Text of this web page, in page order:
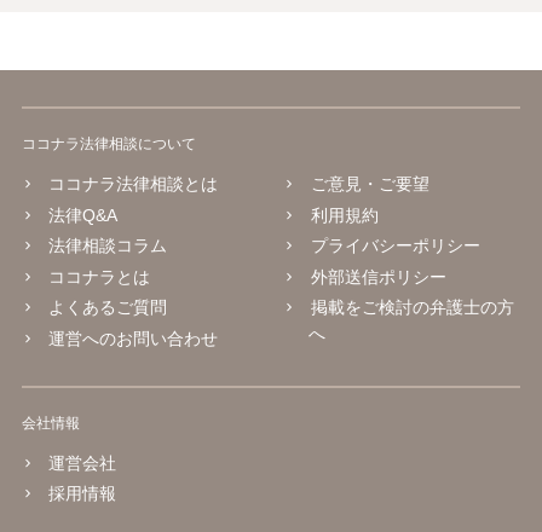
ココナラ法律相談について
ココナラ法律相談とは
法律Q&A
法律相談コラム
ココナラとは
よくあるご質問
運営へのお問い合わせ
ご意見・ご要望
利用規約
プライバシーポリシー
外部送信ポリシー
掲載をご検討の弁護士の方
へ
会社情報
運営会社
採用情報